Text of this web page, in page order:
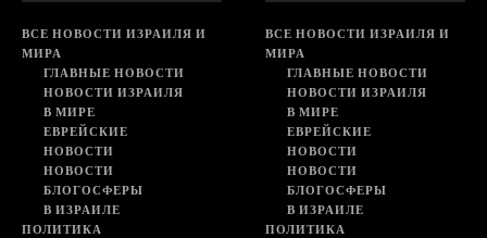
ВСЕ НОВОСТИ ИЗРАИЛЯ И
МИРА
ГЛАВНЫЕ НОВОСТИ
НОВОСТИ ИЗРАИЛЯ
В МИРЕ
ЕВРЕЙСКИЕ
НОВОСТИ
НОВОСТИ
БЛОГОСФЕРЫ
В ИЗРАИЛЕ
ПОЛИТИКА
ВСЕ НОВОСТИ ИЗРАИЛЯ И
МИРА
ГЛАВНЫЕ НОВОСТИ
НОВОСТИ ИЗРАИЛЯ
В МИРЕ
ЕВРЕЙСКИЕ
НОВОСТИ
НОВОСТИ
БЛОГОСФЕРЫ
В ИЗРАИЛЕ
ПОЛИТИКА